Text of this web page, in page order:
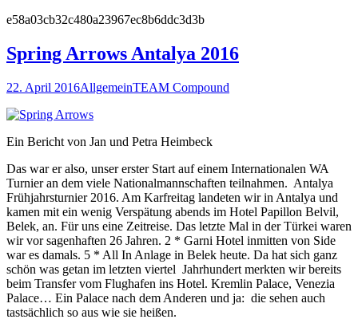
e58a03cb32c480a23967ec8b6ddc3d3b
Spring Arrows Antalya 2016
22. April 2016AllgemeinTEAM Compound
Ein Bericht von Jan und Petra Heimbeck
Das war er also, unser erster Start auf einem Internationalen WA
Turnier an dem viele Nationalmannschaften teilnahmen. Antalya
Frühjahrsturnier 2016. Am Karfreitag landeten wir in Antalya und
kamen mit ein wenig Verspätung abends im Hotel Papillon Belvil,
Belek, an. Für uns eine Zeitreise. Das letzte Mal in der Türkei waren
wir vor sagenhaften 26 Jahren. 2 * Garni Hotel inmitten von Side
war es damals. 5 * All In Anlage in Belek heute. Da hat sich ganz
schön was getan im letzten viertel Jahrhundert merkten wir bereits
beim Transfer vom Flughafen ins Hotel. Kremlin Palace, Venezia
Palace… Ein Palace nach dem Anderen und ja: die sehen auch
tastsächlich so aus wie sie heißen.